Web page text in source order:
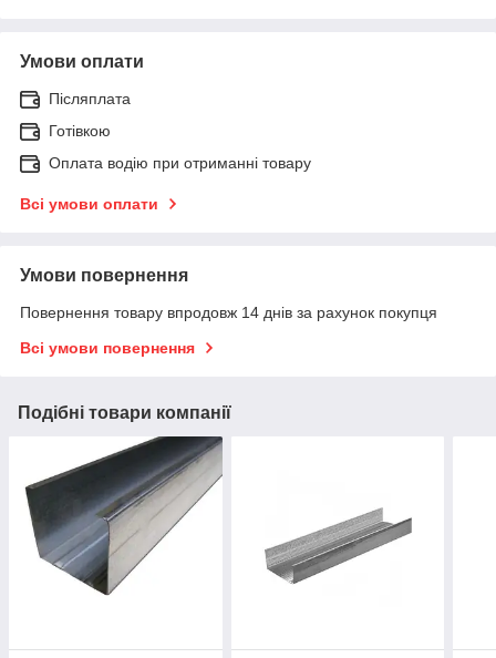
Умови оплати
Післяплата
Готівкою
Оплата водію при отриманні товару
Всі умови оплати
Умови повернення
Повернення товару впродовж 14 днів за рахунок покупця
Всі умови повернення
Подібні товари компанії